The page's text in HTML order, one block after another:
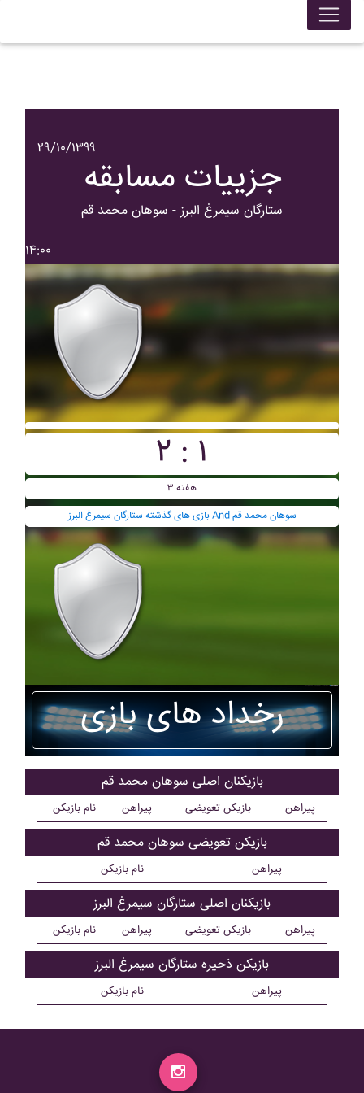
۲۹/۱۰/۱۳۹۹
جزییات مسابقه
ستارگان سيمرغ البرز - سوهان محمد قم
۱۴:۰۰
۲ : ۱
هفته ۳
بازی های گذشته ستارگان سيمرغ البرز And سوهان محمد قم
رخداد های بازی
بازیکنان اصلی سوهان محمد قم
نام بازیکن پیراهن بازیکن تعویضی پیراهن
بازیکن تعویضی سوهان محمد قم
نام بازیکن پیراهن
بازیکنان اصلی ستارگان سيمرغ البرز
نام بازیکن پیراهن بازیکن تعویضی پیراهن
بازیکن ذحیره ستارگان سيمرغ البرز
نام بازیکن پیراهن